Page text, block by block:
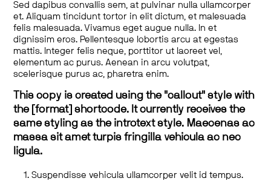
Sed dapibus convallis sem, at pulvinar nulla ullamcorper
et. Aliquam tincidunt tortor in elit dictum, et malesuada
felis malesuada. Vivamus eget augue nulla. In et
dignissim eros. Pellentesque lobortis arcu at egestas
mattis. Integer felis neque, porttitor ut laoreet vel,
elementum ac purus. Aenean in arcu volutpat,
scelerisque purus ac, pharetra enim.
This copy is created using the "callout" style with
the [format] shortcode. It currently receives the
same styling as the introtext style. Maecenas ac
massa sit amet turpis fringilla vehicula ac nec
ligula.
Suspendisse vehicula ullamcorper velit id tempus.